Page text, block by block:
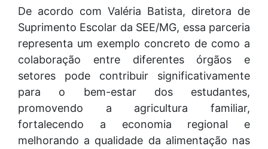
De acordo com Valéria Batista, diretora de
Suprimento Escolar da SEE/MG, essa parceria
representa um exemplo concreto de como a
colaboração entre diferentes órgãos e
setores pode contribuir significativamente
para o bem-estar dos estudantes,
promovendo a agricultura familiar,
fortalecendo a economia regional e
melhorando a qualidade da alimentação nas